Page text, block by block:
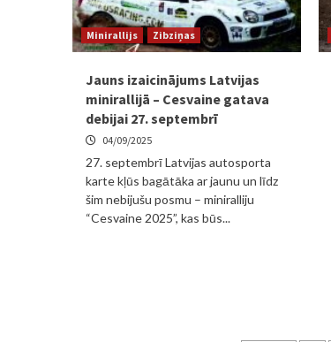
Minirallijs Zibziņas
Jauns izaicinājums Latvijas
minirallijā – Cesvaine gatava
debijai 27. septembrī
04/09/2025
27. septembrī Latvijas autosporta
karte kļūs bagātāka ar jaunu un līdz
šim nebijušu posmu – miniralliju
“Cesvaine 2025”, kas būs...